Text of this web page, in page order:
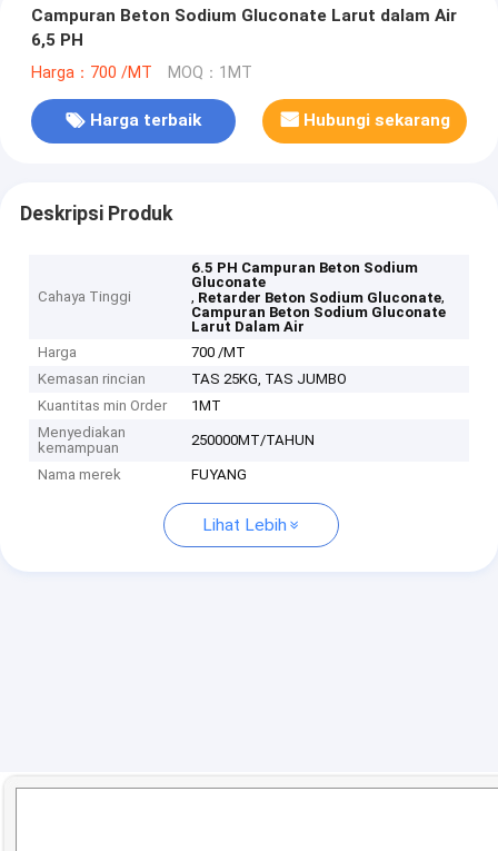
Campuran Beton Sodium Gluconate Larut dalam Air
6,5 PH
Harga：700 /MT MOQ：1MT
Harga terbaik Hubungi sekarang
Deskripsi Produk
Cahaya Tinggi
6.5 PH Campuran Beton Sodium
Gluconate
, Retarder Beton Sodium Gluconate,
Campuran Beton Sodium Gluconate
Larut Dalam Air
Harga
700 /MT
Kemasan rincian
TAS 25KG, TAS JUMBO
Kuantitas min Order
1MT
Menyediakan
kemampuan
250000MT/TAHUN
Nama merek FUYANG
Lihat Lebih